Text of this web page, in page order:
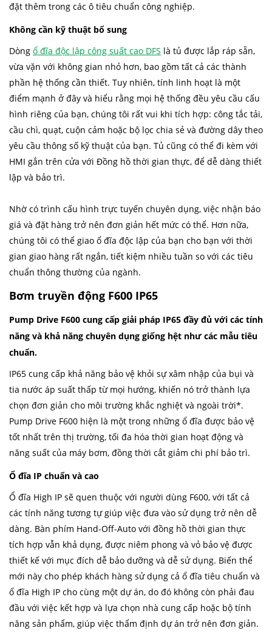
đặt thêm trong các ô tiêu chuẩn công nghiệp.
Không cần kỹ thuật bổ sung
Dòng ổ đĩa độc lập công suất cao DFS là tủ được lắp ráp sẵn,
vừa vặn với không gian nhỏ hơn, bao gồm tất cả các thành
phần hệ thống cần thiết. Tuy nhiên, tính linh hoạt là một
điểm mạnh ở đây và hiểu rằng mọi hệ thống đều yêu cầu cấu
hình riêng của bạn, chúng tôi rất vui khi tích hợp: công tắc tải,
cầu chì, quạt, cuộn cảm hoặc bộ lọc chia sẻ và đường dây theo
yêu cầu thông số kỹ thuật của bạn. Tủ cũng có thể đi kèm với
HMI gắn trên cửa với Đồng hồ thời gian thực, để dễ dàng thiết
lập và bảo trì.
Nhờ có trình cấu hình trực tuyến chuyên dụng, việc nhận báo
giá và đặt hàng trở nên đơn giản hết mức có thể. Hơn nữa,
chúng tôi có thể giao ổ đĩa độc lập của bạn cho bạn với thời
gian giao hàng rất ngắn, tiết kiệm nhiều tuần so với các tiêu
chuẩn thông thường của ngành.
Bơm truyền động F600 IP65
Pump Drive F600 cung cấp giải pháp IP65 đầy đủ với các tính
năng và khả năng chuyên dụng giống hệt như các mẫu tiêu
chuẩn.
IP65 cung cấp khả năng bảo vệ khỏi sự xâm nhập của bụi và
tia nước áp suất thấp từ mọi hướng, khiến nó trở thành lựa
chọn đơn giản cho môi trường khắc nghiệt và ngoài trời*.
Pump Drive F600 hiện là một trong những ổ đĩa được bảo vệ
tốt nhất trên thị trường, tối đa hóa thời gian hoạt động và
năng suất của máy bơm, đồng thời cắt giảm chi phí bảo trì.
Ổ đĩa IP chuẩn và cao
Ổ đĩa High IP sẽ quen thuộc với người dùng F600, với tất cả
các tính năng tương tự giúp việc đưa vào sử dụng trở nên dễ
dàng. Bàn phím Hand-Off-Auto với đồng hồ thời gian thực
tích hợp vẫn khả dụng, được niêm phong và vỏ bảo vệ được
thiết kế với mục đích dễ bảo dưỡng và dễ sử dụng. Biến thể
mới này cho phép khách hàng sử dụng cả ổ đĩa tiêu chuẩn và
ổ đĩa High IP cho cùng một dự án, do đó không còn phải đau
đầu với việc kết hợp và lựa chọn nhà cung cấp hoặc bộ tính
năng sản phẩm, giúp việc thẩm định dự án trở nên đơn giản.